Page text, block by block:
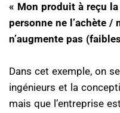
« Mon produit à reçu
personne ne l’achète /
n’augmente pas
Dans cet exemple, on
ingénieurs et la
mais que l’entreprise